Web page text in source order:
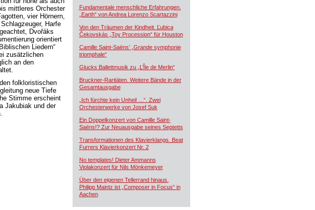
mittleres Orchester
vier Hörnern,
Harfe
Dvořáks
orientiert
Liedern“
zusätzlichen
an den
folkloristischen
neue Tiefe
Stimme erscheint
Jakubiak und der
Fundamentale menschliche Erfahrungen.
„Earth“ von Andrea Lorenzo Scartazzini
Von den Träumen der Kindheit. Ľubica
Čekovskás „Toy Procession“ für Houston
Camille Saint-Saëns’ „Grande symphonie
triomphale“
Glucks Ballettmusik zu „L’Île de Merlin“
Bruckner-Raritäten. Weitere Bände in der
Gesamtausgabe
„Ich fürchte kein Unheil …“. Zwei
Orchesterwerke von Josef Suk
Ein Doppelkonzert von Camille Saint-
Saëns!? Zur Neuausgabe seines Septetts
Transformationen des Klavierklangs. Beat
Furrers Klavierkonzert Nr. 2
No templates! Dieter Ammanns
Violakonzert für Nils Mönkemeyer
Über den eigenen Tellerrand hinaus.
Philipp Maintz ist „Composer in Focus“ in
Aachen